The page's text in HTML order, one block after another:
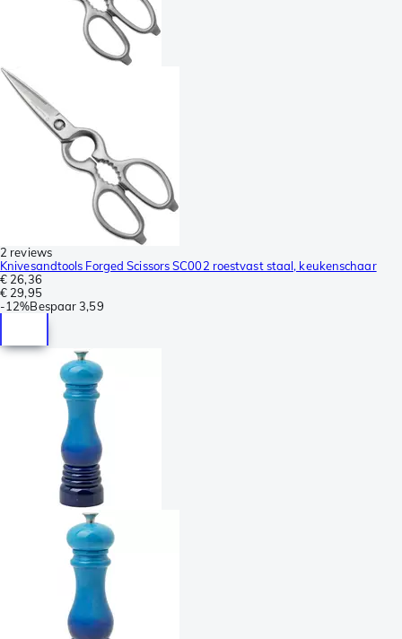
2 reviews
Knivesandtools Forged Scissors SC002 roestvast staal, keukenschaar
€ 26,36
€ 29,95
-12%Bespaar 3,59